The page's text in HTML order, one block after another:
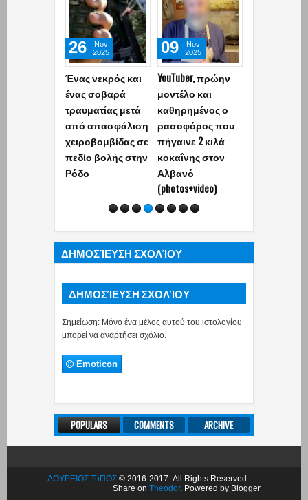
Ένας νεκρός και
ένας σοβαρά
τραυματίας μετά
από απασφάλιση
χειροβομβίδας σε
πεδίο βολής στην
Nov
2025
YouTuber, πρώην
μοντέλο και
καθηρημένος ο
ρασοφόρος που
πήγαινε 2 κιλά
κοκαΐνης στον
Αλβανό
(photos+video)
09
Nov
2025
Δανή αφαίρεσε
σημαία και
επιτέθηκε σε
αστυνομικό
13
ΔΗΜΟΣΊΕΥΣΗ ΣΧΟΛΊΟΥ
ΔΗΜΟΣΊΕΥΣΗ ΣΧΟΛΊΟΥ
Σημείωση: Μόνο ένα μέλος αυτού του ιστολογίου
μπορεί να αναρτήσει σχόλιο.
Emoticon
POPULARS COMMENTS ARCHIVE
ΔΟΥΡΕΙΟΣ ΤύΠΟΣ © 2016-2017. All Rights Reserved.
Share on Theodor. Powered by Blogger